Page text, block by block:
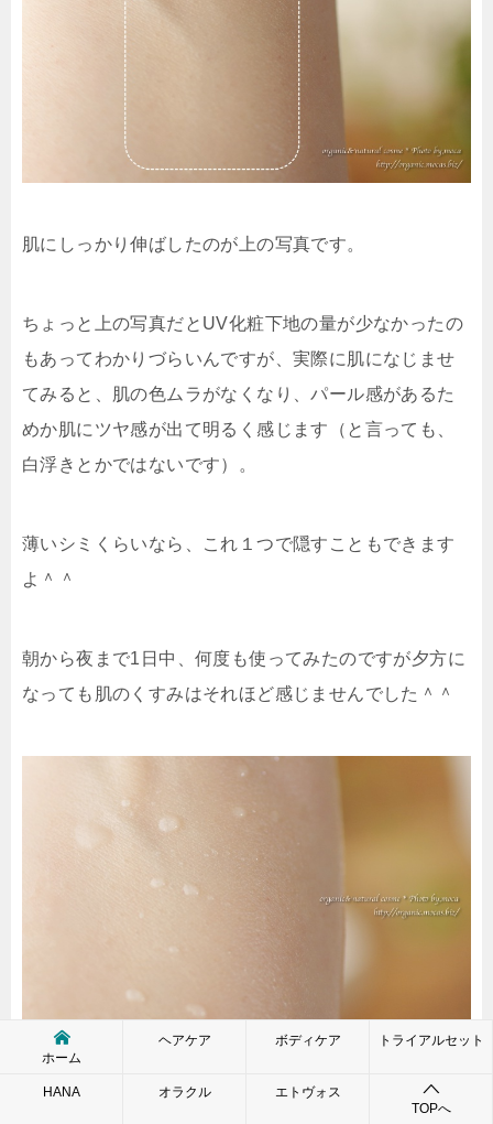
肌にしっかり伸ばしたのが上の写真です。
ちょっと上の写真だとUV化粧下地の量が少なかったの
もあってわかりづらいんですが、実際に肌になじませ
てみると、肌の色ムラがなくなり、パール感があるた
めか肌にツヤ感が出て明るく感じます（と言っても、
白浮きとかではないです）。
薄いシミくらいなら、これ１つで隠すこともできます
よ＾＾
朝から夜まで1日中、何度も使ってみたのですが夕方に
なっても肌のくすみはそれほど感じませんでした＾＾
ちなみに、上の写真はシークワーサーブライトニング
ホーム
ヘアケア ボディケア トライアルセット
HANA オラクル
エトヴォス
TOPへ